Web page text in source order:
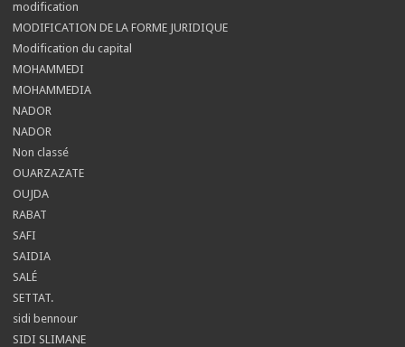
modification
MODIFICATION DE LA FORME JURIDIQUE
Modification du capital
MOHAMMEDI
MOHAMMEDIA
NADOR
NADOR
Non classé
OUARZAZATE
OUJDA
RABAT
SAFI
SAIDIA
SALÉ
SETTAT.
sidi bennour
SIDI SLIMANE